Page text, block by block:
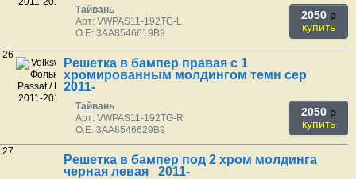
Тайвань
Арт: VWPAS11-192TG-L
O.E: 3AA8546619B9
2050 p
купить
26
Решетка в бампер правая с 1
хромированным молдингом темн сер
2011-
Тайвань
Арт: VWPAS11-192TG-R
O.E: 3AA8546629B9
2050 p
купить
27
Решетка в бампер под 2 хром молдинга
черная левая 2011-